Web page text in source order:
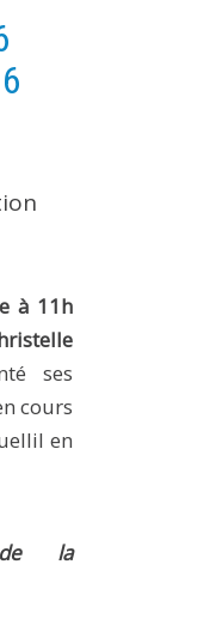
à 11h
ses
cours
en
la